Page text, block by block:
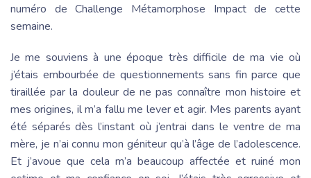
numéro de Challenge Métamorphose Impact de cette
semaine.
Je me souviens à une époque très difficile de ma vie où
j’étais embourbée de questionnements sans fin parce que
tiraillée par la douleur de ne pas connaître mon histoire et
mes origines, il m’a fallu me lever et agir. Mes parents ayant
été séparés dès l’instant où j’entrai dans le ventre de ma
mère, je n’ai connu mon géniteur qu’à l’âge de l’adolescence.
Et j’avoue que cela m’a beaucoup affectée et ruiné mon